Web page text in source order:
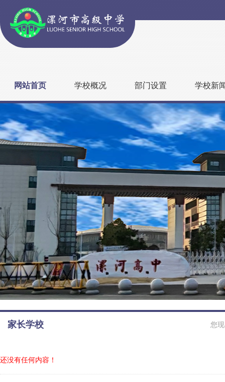
网站首页 学校概况 部门设置 学校新
您
家长学校
还没有任何内容！